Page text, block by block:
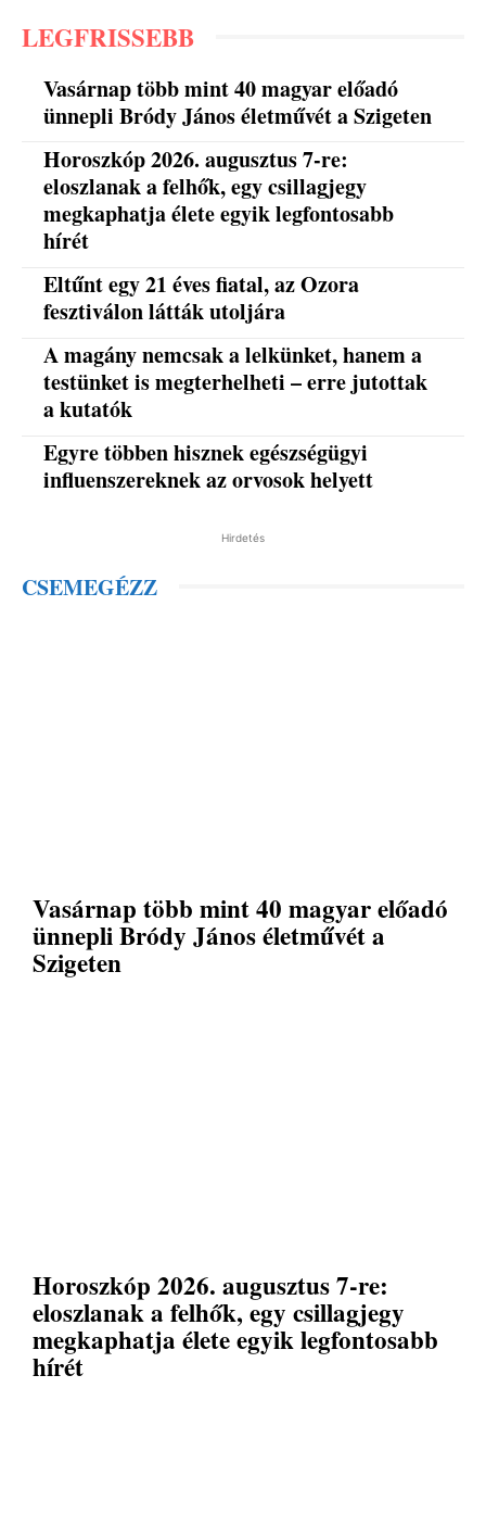
LEGFRISSEBB
Vasárnap több mint 40 magyar előadó
ünnepli Bródy János életművét a Szigeten
Horoszkóp 2026. augusztus 7-re:
eloszlanak a felhők, egy csillagjegy
megkaphatja élete egyik legfontosabb
hírét
Eltűnt egy 21 éves fiatal, az Ozora
fesztiválon látták utoljára
A magány nemcsak a lelkünket, hanem a
testünket is megterhelheti – erre jutottak
a kutatók
Egyre többen hisznek egészségügyi
influenszereknek az orvosok helyett
Hirdetés
CSEMEGÉZZ
Vasárnap több mint 40 magyar előadó
ünnepli Bródy János életművét a
Szigeten
Horoszkóp 2026. augusztus 7-re:
eloszlanak a felhők, egy csillagjegy
megkaphatja élete egyik legfontosabb
hírét